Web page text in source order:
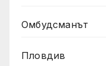
Омбудсманът
Пловдив